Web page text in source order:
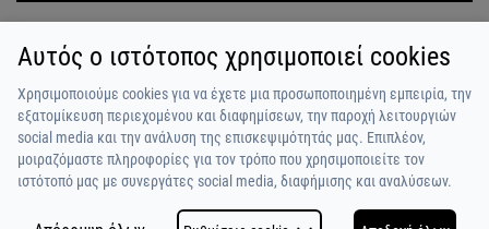
ΣΥΝΔΕΣΗ / ΕΓΓΡΑΦΗ ΑΓΑΠΗΜΕΝΑ ΕΠΙΚΟΙΝΩΝΙΑ
ΟΡΟΙ ΧΡΗΣΗΣ
ΠΟΙΟΙ ΕΙΜΑΣΤΕ
ΠΛΗΡΩΜΗ / ΑΠΟΣΤΟΛΗ
ΠΟΛΙΤΙΚΗ ΑΠΟΡΡΗΤΟΥ
Η ΟΜΑΔΑ
ΣΧΟΛΙΑ
ΠΕΛΑΤΩΝ
Αυτός ο ιστότοπος χρησιμοποιεί cookies
Χρησιμοποιούμε cookies για να έχετε μια προσωποποιημένη εμπειρία, την
εξατομίκευση περιεχομένου και διαφημίσεων, την παροχή λειτουργιών
social media και την ανάλυση της επισκεψιμότητάς μας. Επιπλέον,
μοιραζόμαστε πληροφορίες για τον τρόπο που χρησιμοποιείτε τον
ιστότοπό μας με συνεργάτες social media, διαφήμισης και αναλύσεων.